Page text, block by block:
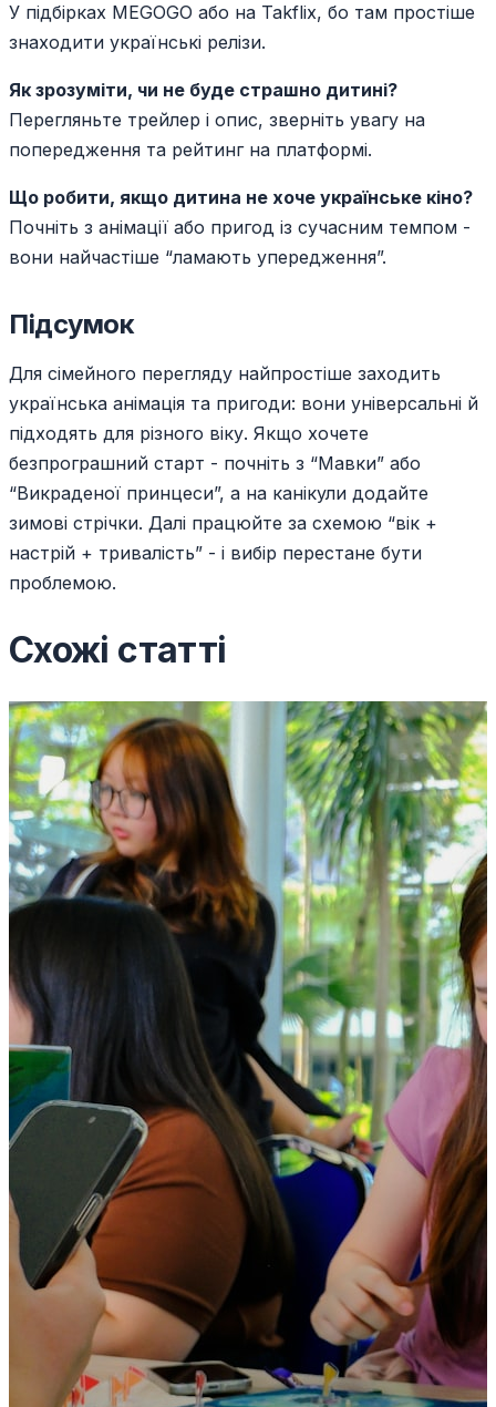
У підбірках MEGOGO або на Takflix, бо там простіше
знаходити українські релізи.
Як зрозуміти, чи не буде страшно дитині?
Перегляньте трейлер і опис, зверніть увагу на
попередження та рейтинг на платформі.
Що робити, якщо дитина не хоче українське кіно?
Почніть з анімації або пригод із сучасним темпом -
вони найчастіше “ламають упередження”.
Підсумок
Для сімейного перегляду найпростіше заходить
українська анімація та пригоди: вони універсальні й
підходять для різного віку. Якщо хочете
безпрограшний старт - почніть з “Мавки” або
“Викраденої принцеси”, а на канікули додайте
зимові стрічки. Далі працюйте за схемою “вік +
настрій + тривалість” - і вибір перестане бути
проблемою.
Схожі статті